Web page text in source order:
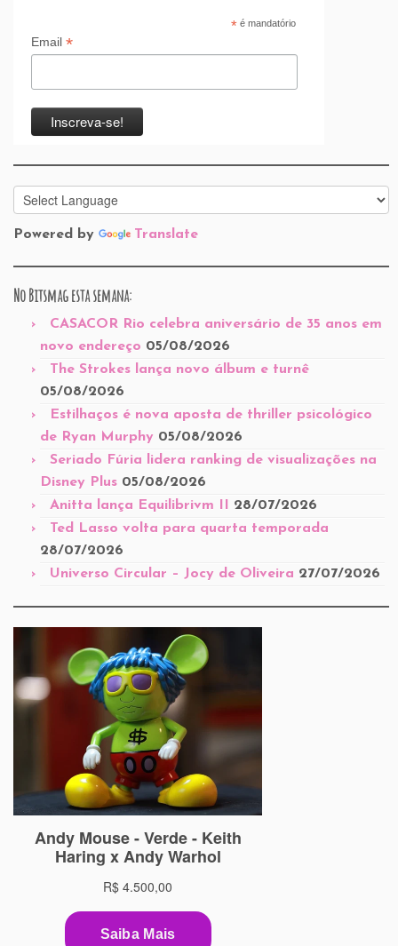
*é mandatório
Email *
Powered by Translate
No Bitsmag esta semana:
CASACOR Rio celebra aniversário de 35 anos em
novo endereço 05/08/2026
The Strokes lança novo álbum e turnê
05/08/2026
Estilhaços é nova aposta de thriller psicológico
de Ryan Murphy 05/08/2026
Seriado Fúria lidera ranking de visualizações na
Disney Plus 05/08/2026
Anitta lança Equilibrivm II
28/07/2026
Ted Lasso volta para quarta temporada
28/07/2026
Universo Circular – Jocy de Oliveira 27/07/2026